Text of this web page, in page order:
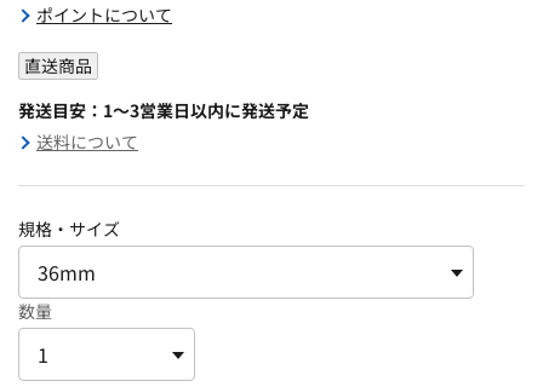
ポイントについて
直送商品
発送目安：1～3営業日以内に発送予定
送料について
規格・サイズ
数量